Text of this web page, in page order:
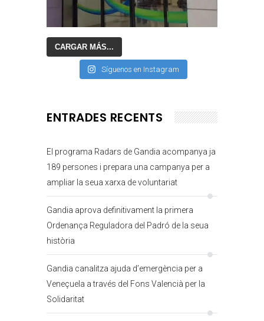
CARGAR MÁS...
Síguenos en Instagram
ENTRADES RECENTS
El programa Radars de Gandia acompanya ja
189 persones i prepara una campanya per a
ampliar la seua xarxa de voluntariat
Gandia aprova definitivament la primera
Ordenança Reguladora del Padró de la seua
història
Gandia canalitza ajuda d’emergència per a
Veneçuela a través del Fons Valencià per la
Solidaritat